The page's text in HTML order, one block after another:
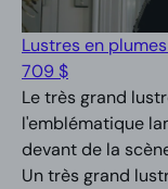
Lustres en
709 $
Le très grand
l'emblématique
devant de la
Un très grand